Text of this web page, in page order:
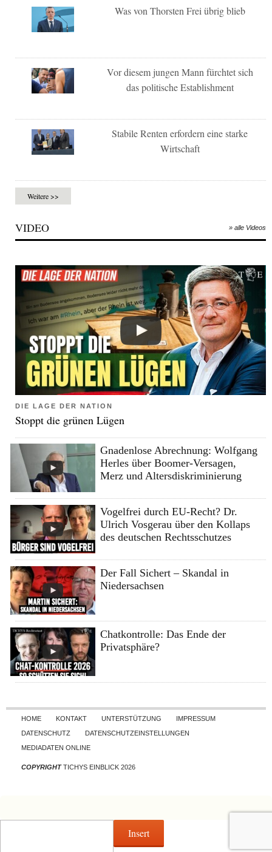
Was von Thorsten Frei übrig blieb
Vor diesem jungen Mann fürchtet sich
das politische Establishment
Stabile Renten erfordern eine starke
Wirtschaft
Weitere >>
VIDEO » alle Videos
DIE LAGE DER NATION
Stoppt die grünen Lügen
Gnadenlose Abrechnung: Wolfgang
Herles über Boomer-Versagen,
Merz und Altersdiskriminierung
Vogelfrei durch EU-Recht? Dr.
Ulrich Vosgerau über den Kollaps
des deutschen Rechtsschutzes
Der Fall Sichert – Skandal in
Niedersachsen
Chatkontrolle: Das Ende der
Privatsphäre?
Skip to content
HOME KONTAKT UNTERSTÜTZUNG
IMPRESSUM
DATENSCHUTZ
DATENSCHUTZEINSTELLUNGEN
MEDIADATEN ONLINE
COPYRIGHTTICHYS EINBLICK 2026
Insert